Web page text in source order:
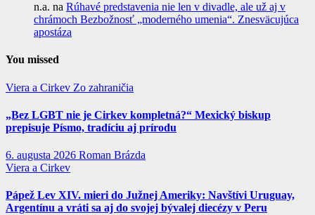
n.a. na Rúhavé predstavenia nie len v divadle, ale už aj v
chrámoch Bezbožnosť „moderného umenia“. Znesväcujúca
apostáza
You missed
Viera a Cirkev Zo zahraničia
„Bez LGBT nie je Cirkev kompletná?“ Mexický biskup
prepisuje Písmo, tradíciu aj prírodu
6. augusta 2026 Roman Brázda
Viera a Cirkev
Pápež Lev XIV. mieri do Južnej Ameriky: Navštívi Uruguay,
Argentínu a vráti sa aj do svojej bývalej diecézy v Peru